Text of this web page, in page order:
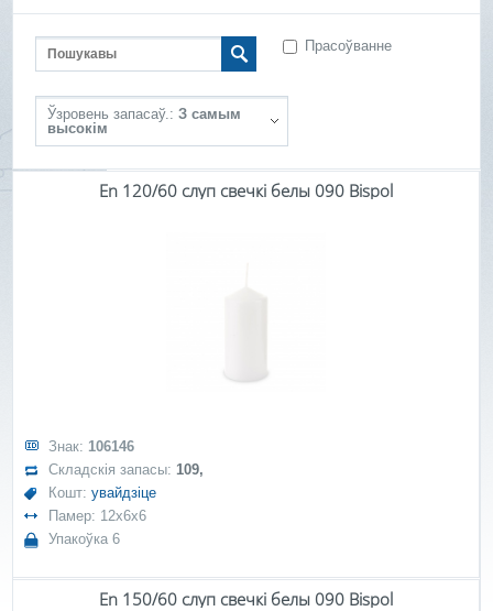
Прасоўванне
Ўзровень запасаў.: З самым
высокім
En 120/60 слуп свечкі белы 090 Bispol
Знак: 106146
Складскія запасы:109,
Кошт:увайдзіце
Памер: 12x6x6
Упакоўка 6
En 150/60 слуп свечкі белы 090 Bispol